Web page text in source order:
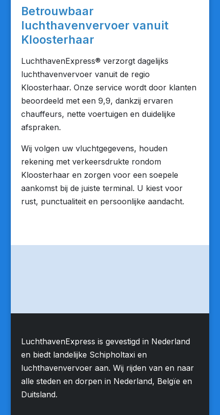
Betrouwbaar
luchthavenvervoer vanuit
Kloosterhaar
LuchthavenExpress® verzorgt dagelijks
luchthavenvervoer vanuit de regio
Kloosterhaar. Onze service wordt door klanten
beoordeeld met een 9,9, dankzij ervaren
chauffeurs, nette voertuigen en duidelijke
afspraken.
Wij volgen uw vluchtgegevens, houden
rekening met verkeersdrukte rondom
Kloosterhaar en zorgen voor een soepele
aankomst bij de juiste terminal. U kiest voor
rust, punctualiteit en persoonlijke aandacht.
LuchthavenExpress is gevestigd in Nederland
en biedt landelijke Schipholtaxi en
luchthavenvervoer aan. Wij rijden van en naar
alle steden en dorpen in Nederland, Belgïe en
Duitsland.